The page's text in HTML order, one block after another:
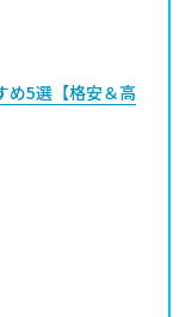
め5選【格安＆高